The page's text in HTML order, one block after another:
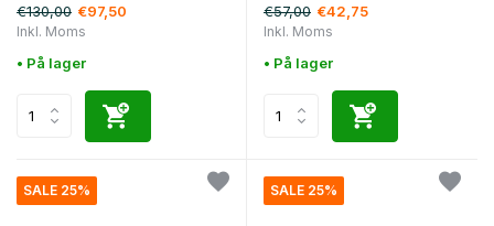
€130,00 €97,50
Inkl. Moms
• På lager
€57,00 €42,75
Inkl. Moms
• På lager
SALE 25% SALE 25%